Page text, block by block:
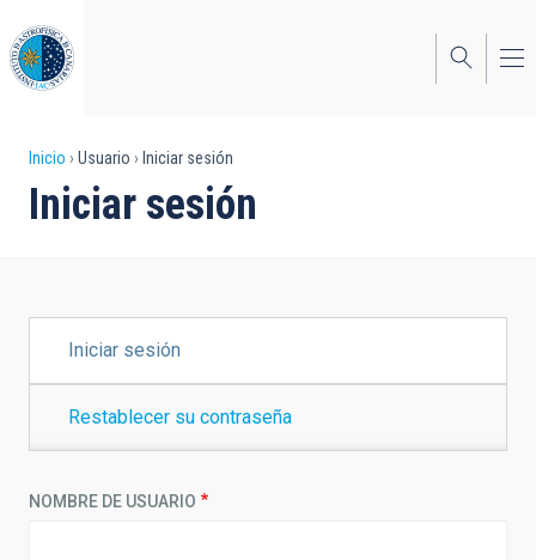
al
contenido
principal
Sobrescribir
enlaces
la
navegación
Inicio Usuario Iniciar sesión
Iniciar sesión
PRINCIPALES
Iniciar sesión
Restablecer su contraseña
NOMBRE DE USUARIO